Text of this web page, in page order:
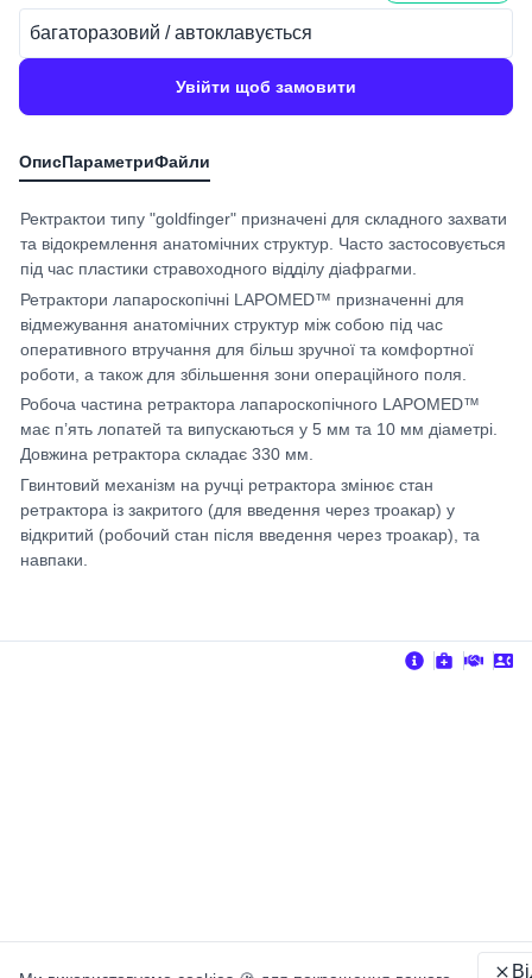
багаторазовий / автоклавується
Увійти щоб замовити
Ректрактои типу "goldfinger" призначені для складного захвати
та відокремлення анатомічних структур. Часто застосовується
під час пластики стравоходного відділу діафрагми.
Ретрактори лапароскопічні LAPOMED™ призначенні для
відмежування анатомічних структур між собою під час
оперативного втручання для більш зручної та комфортної
роботи, а також для збільшення зони операційного поля.
Робоча частина ретрактора лапароскопічного LAPOMED™
має п’ять лопатей та випускаються у 5 мм та 10 мм діаметрі.
Довжина ретрактора складає 330 мм.
Гвинтовий механізм на ручці ретрактора змінює стан
ретрактора із закритого (для введення через троакар) у
відкритий (робочий стан після введення через троакар), та
навпаки.